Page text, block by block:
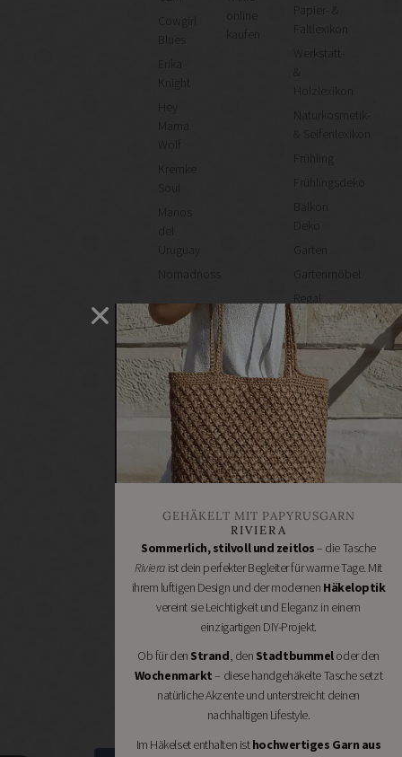
Cowgirl
Knight
Mama
Wolf
Kremke
Manos
Uruguay
Nomadnoss
kaufen
Papier- &
Faltlexikon
Werkstatt-
&
Holzlexikon
Naturkosmetik-
& Seifenlexikon
Frühling
Frühlingsdeko
Balkon
Deko
Garten
Gartenmöbel
Regal
selber
machen
Heimwerken
Renovieren
DIY
GESCHÄFTE
Bastelbedarf
Stoffgeschäfte
Handgemachtes
Schneidereibedarf
Handarbeitszubehör
DIY
Online
Shops
Schmuckzubehör
Nähmaschinen
GEHÄKELT MIT PAPYRUSGARN
RIVIERA
Sommerlich, stilvoll und zeitlos– die Tasche
Rivieraist dein perfekter Begleiter für warme Tage. Mit
ihrem luftigen Design und der modernen Häkeloptik
vereint sie Leichtigkeit und Eleganz in einem
einzigartigen DIY-Projekt.
Ob für den Strand, den Stadtbummeloder den
Wochenmarkt– diese handgehäkelte Tasche setzt
natürliche Akzente und unterstreicht deinen
nachhaltigen Lifestyle.
Im Häkelset enthalten isthochwertiges Garn aus